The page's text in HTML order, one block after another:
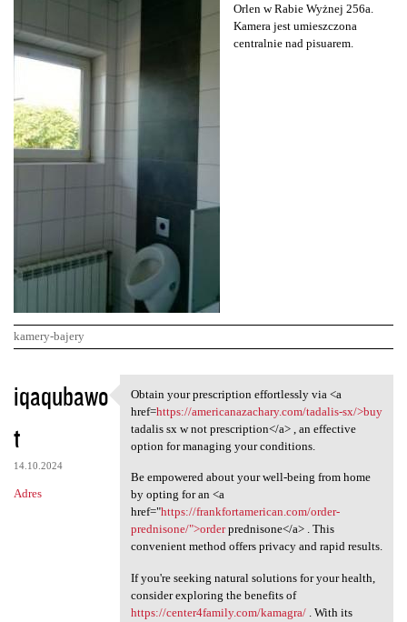
Orlen w Rabie Wyżnej 256a.
Kamera jest umieszczona
centralnie nad pisuarem.
kamery-bajery
K
o
m
e
n
iqaqubawo
t
14.10.2024
Adres
Obtain your prescription
Obtain your prescription effortlessly via <a
href=https://americanazachary.com/tadalis-sx/>buy
tadalis sx w not prescription</a> , an effective
option for managing your conditions.
Be empowered about your well-being from home
by opting for an <a
href="https://frankfortamerican.com/order-
prednisone/">orderprednisone</a> . This
convenient method offers privacy and rapid results.
If you're seeking natural solutions for your health,
consider exploring the benefits of
https://center4family.com/kamagra/. With its